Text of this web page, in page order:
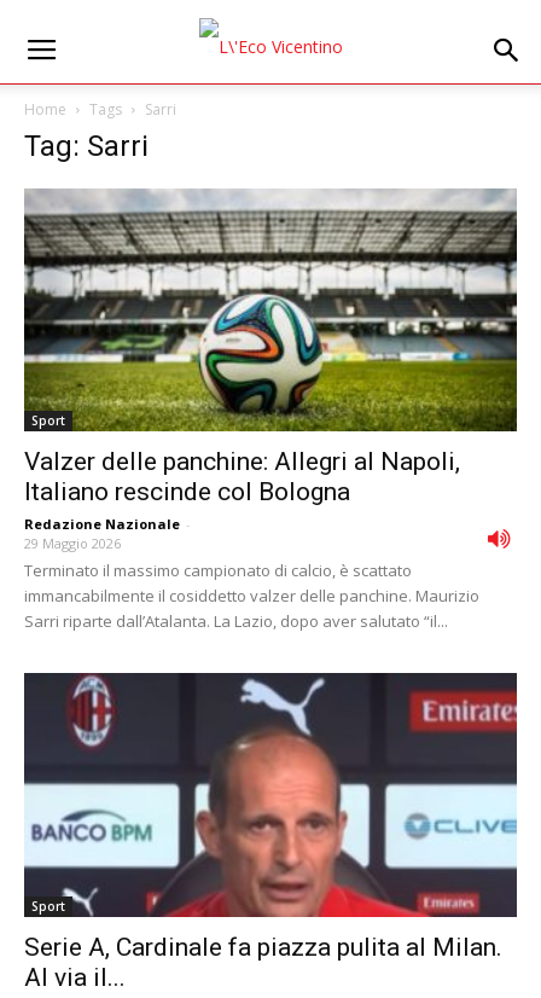
Home Tags Sarri
Tag: Sarri
Sport
Valzer delle panchine: Allegri al Napoli,
Italiano rescinde col Bologna
Redazione Nazionale -
29 Maggio 2026
Terminato il massimo campionato di calcio, è scattato
immancabilmente il cosiddetto valzer delle panchine. Maurizio
Sarri riparte dall’Atalanta. La Lazio, dopo aver salutato “il...
Sport
Serie A, Cardinale fa piazza pulita al Milan.
Al via il...